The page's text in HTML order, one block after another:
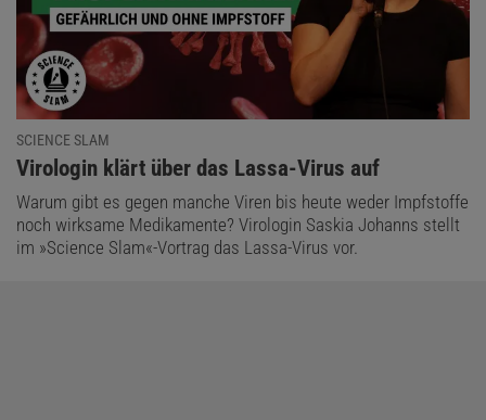
SCIENCE SLAM
:
Virologin klärt über das Lassa-Virus auf
Warum gibt es gegen manche Viren bis heute weder Impfstoffe
noch wirksame Medikamente? Virologin Saskia Johanns stellt
im »Science Slam«-Vortrag das Lassa-Virus vor.